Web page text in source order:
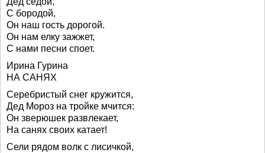
С бородой,
Он наш гость дорогой.
Он нам елку зажжет,
С нами песни споет.
Ирина Гурина
НА САНЯХ
Серебристый снег кружится,
Дед Мороз на тройке мчится:
Он зверюшек развлекает,
На санях своих катает!
Сели рядом волк с лисичкой,